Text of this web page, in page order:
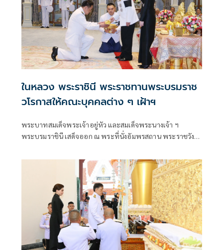
ในหลวง พระราชินี พระราชทานพระบรมราช
วโรกาสให้คณะบุคคลต่าง ๆ เฝ้าฯ
พระบาทสมเด็จพระเจ้าอยู่หัว และสมเด็จพระนางเจ้า ฯ
พระบรมราชินี เสด็จออก ณ พระที่นั่งอัมพรสถาน พระราชวัง
เฝ้าทูลละอองธุลีพระบาท ตามลำดับดังนี้